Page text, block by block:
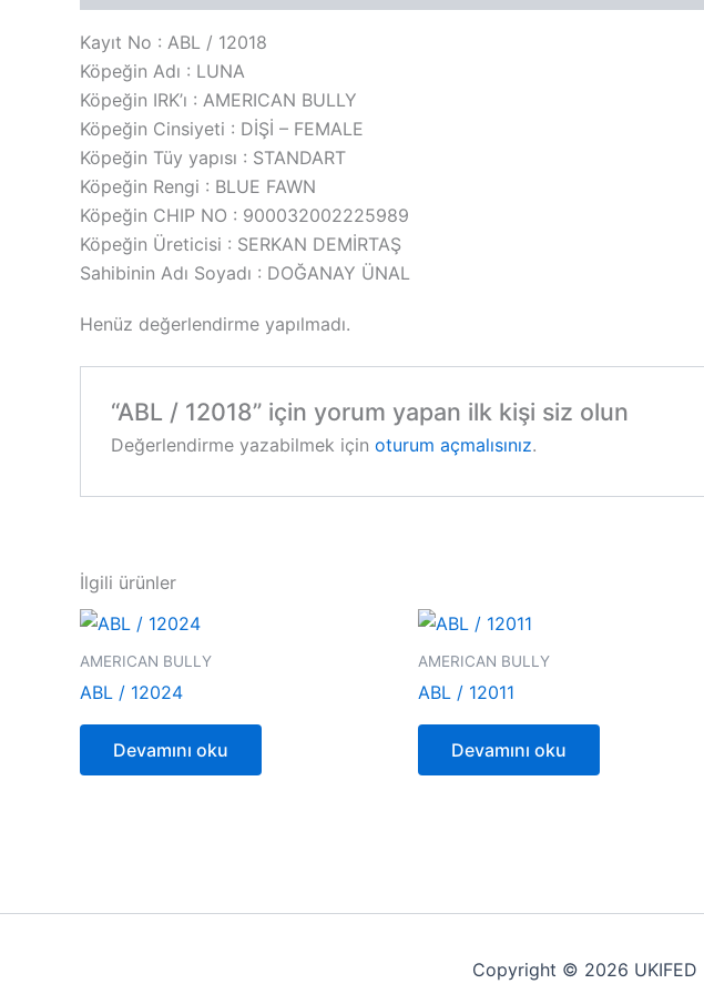
Kayıt No : ABL / 12018
Köpeğin Adı : LUNA
Köpeğin IRK’ı : AMERICAN BULLY
Köpeğin Cinsiyeti : DİŞİ – FEMALE
Köpeğin Tüy yapısı : STANDART
Köpeğin Rengi : BLUE FAWN
Köpeğin CHIP NO : 900032002225989
Köpeğin Üreticisi : SERKAN DEMİRTAŞ
Sahibinin Adı Soyadı : DOĞANAY ÜNAL
Henüz değerlendirme yapılmadı.
“ABL / 12018” için yorum yapan ilk kişi siz olun
Değerlendirme yazabilmek için oturum açmalısınız.
İlgili ürünler
AMERICAN BULLY
ABL / 12024
Devamını oku
AMERICAN BULLY
ABL / 12011
Devamını oku
Copyright © 2026 UKIFED |